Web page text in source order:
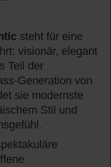
steht für eine
visionär, elegant
Teil der
Generation von
sie modernste
Stil und